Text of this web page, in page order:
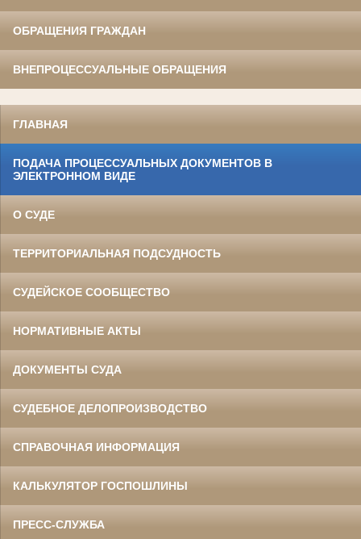
ОБРАЩЕНИЯ ГРАЖДАН
ВНЕПРОЦЕССУАЛЬНЫЕ ОБРАЩЕНИЯ
ГЛАВНАЯ
ПОДАЧА ПРОЦЕССУАЛЬНЫХ ДОКУМЕНТОВ В
ЭЛЕКТРОННОМ ВИДЕ
О СУДЕ
ТЕРРИТОРИАЛЬНАЯ ПОДСУДНОСТЬ
СУДЕЙСКОЕ СООБЩЕСТВО
НОРМАТИВНЫЕ АКТЫ
ДОКУМЕНТЫ СУДА
СУДЕБНОЕ ДЕЛОПРОИЗВОДСТВО
СПРАВОЧНАЯ ИНФОРМАЦИЯ
КАЛЬКУЛЯТОР ГОСПОШЛИНЫ
ПРЕСС-СЛУЖБА